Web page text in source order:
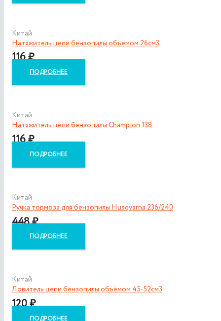
Китай
Натяжитель цепи бензопилы объемом 26см3
116₽
ПОДРОБНЕЕ
Китай
Натяжитель цепи бензопилы Champion 138
116₽
ПОДРОБНЕЕ
Китай
Ручка тормоза для бензопилы Husqvarna 236/240
448₽
ПОДРОБНЕЕ
Китай
Ловитель цепи бензопилы объёмом 45-52см3
120₽
ПОДРОБНЕЕ